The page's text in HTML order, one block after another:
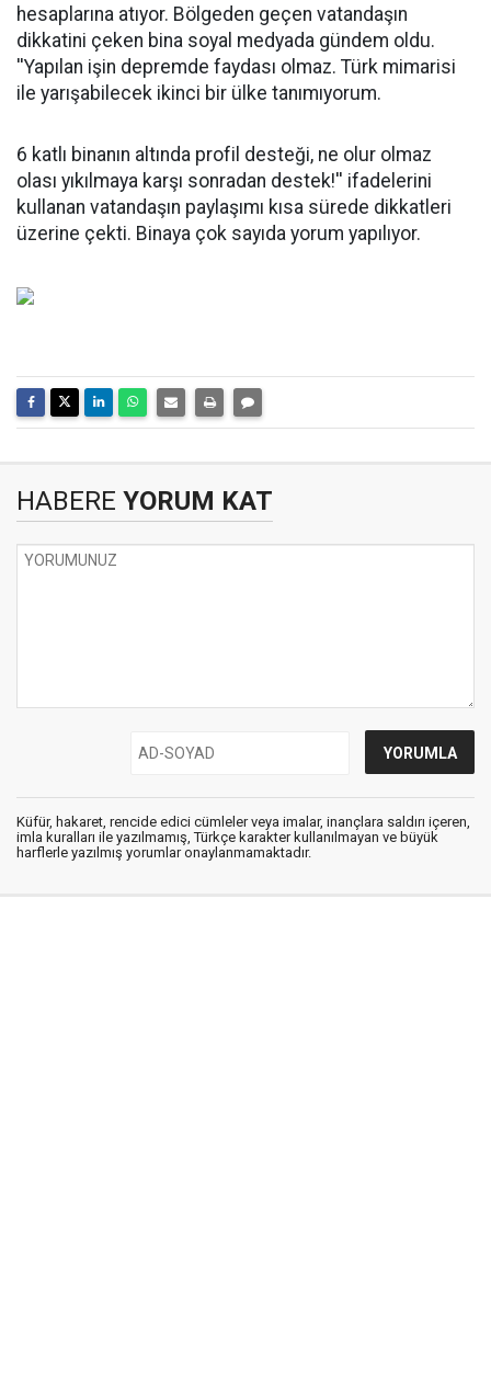
hesaplarına atıyor. Bölgeden geçen vatandaşın
dikkatini çeken bina soyal medyada gündem oldu.
''Yapılan işin depremde faydası olmaz. Türk mimarisi
ile yarışabilecek ikinci bir ülke tanımıyorum.
6 katlı binanın altında profil desteği, ne olur olmaz
olası yıkılmaya karşı sonradan destek!'' ifadelerini
kullanan vatandaşın paylaşımı kısa sürede dikkatleri
üzerine çekti. Binaya çok sayıda yorum yapılıyor.
HABERE YORUM KAT
Küfür, hakaret, rencide edici cümleler veya imalar, inançlara saldırı içeren,
imla kuralları ile yazılmamış, Türkçe karakter kullanılmayan ve büyük
harflerle yazılmış yorumlar onaylanmamaktadır.